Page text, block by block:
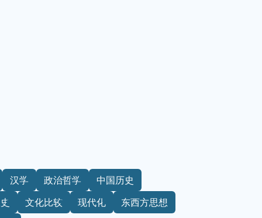
汉学 政治哲学
中国历史
文化比较 现代化
东西方思想